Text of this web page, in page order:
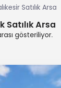
Satılık Arsa
Satılık Arsa
gösteriliyor.